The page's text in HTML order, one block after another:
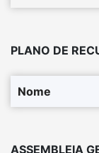
PLANO DE
Nome
ASSEMBLEIA